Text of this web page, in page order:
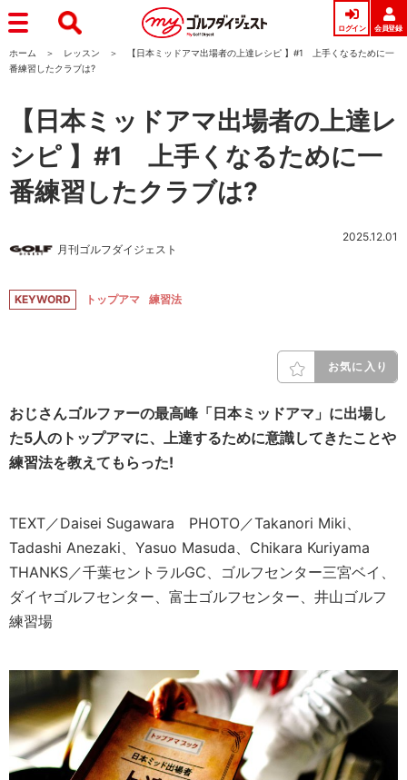
ログイン 会員登録
ホーム レッスン
【日本ミッドアマ出場者の上達レシピ 】#1 上手くなるために一
番練習したクラブは?
【日本ミッドアマ出場者の上達レ
シピ 】#1 上手くなるために一
番練習したクラブは?
月刊ゴルフダイジェスト
2025.12.01
KEYWORD トップアマ 練習法
お気に入り
おじさんゴルファーの最高峰「日本ミッドアマ」に出場し
た5人のトップアマに、上達するために意識してきたことや
練習法を教えてもらった!
TEXT／Daisei Sugawara PHOTO／Takanori Miki、
Tadashi Anezaki、Yasuo Masuda、Chikara Kuriyama
THANKS／千葉セントラルGC、ゴルフセンター三宮ベイ、
ダイヤゴルフセンター、富士ゴルフセンター、井山ゴルフ
練習場